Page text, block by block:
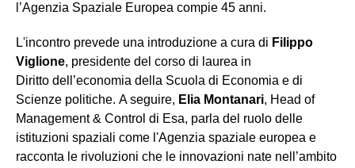
l’Agenzia Spaziale Europea compie 45 anni.
L'incontro prevede una introduzione a cura di Filippo
Viglione, presidente del corso di laurea in
Diritto dell’economia della Scuola di Economia e di
Scienze politiche. A seguire, Elia Montanari, Head of
Management & Control di Esa, parla del ruolo delle
istituzioni spaziali come l'Agenzia spaziale europea e
racconta le rivoluzioni che le innovazioni nate nell’ambito